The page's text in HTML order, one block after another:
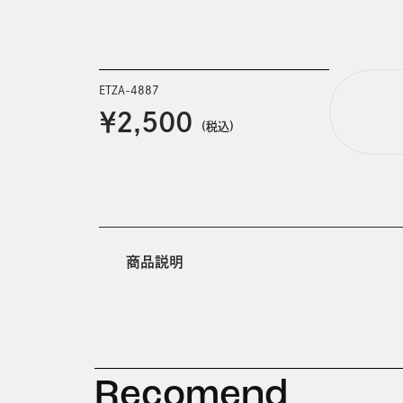
ETZA-4887
￥2,500 (税込)
商品説明